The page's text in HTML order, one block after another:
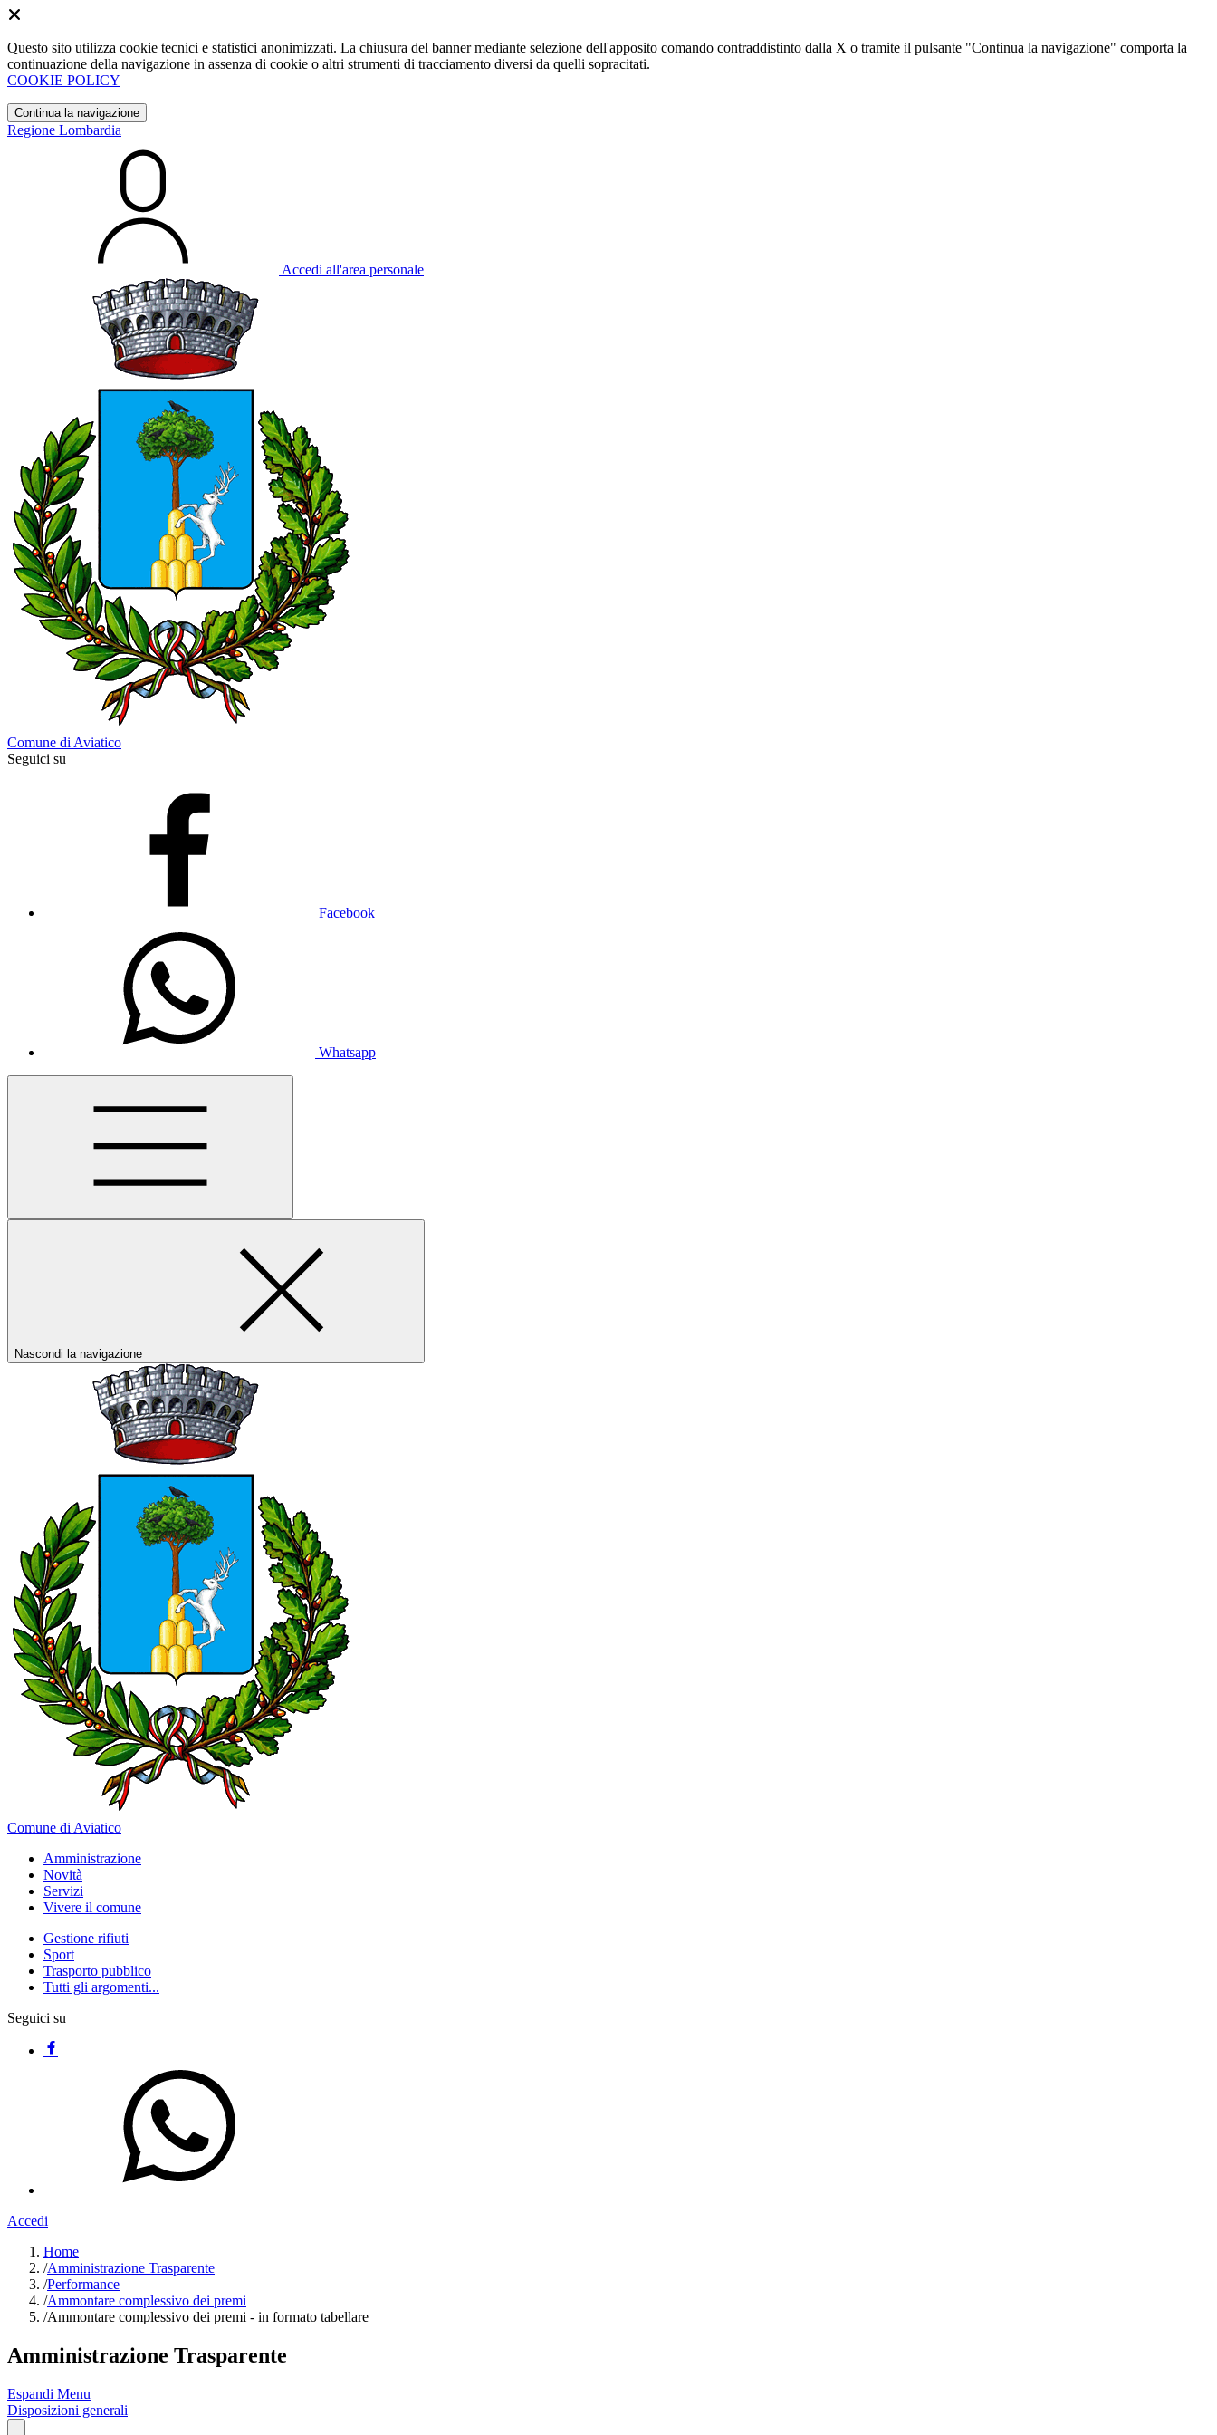
Questo sito utilizza cookie tecnici e statistici anonimizzati. La chiusura del banner mediante selezione dell'apposito comando contraddistinto dalla X o tramite il pulsante "Continua la navigazione" comporta la
continuazione della navigazione in assenza di cookie o altri strumenti di tracciamento diversi da quelli sopracitati.
COOKIE POLICY
Continua la navigazione
Regione Lombardia
Accedi all'area personale
Comune di Aviatico
Seguici su
Facebook
Whatsapp
Nascondi la navigazione
Comune di Aviatico
Amministrazione
Novità
Servizi
Vivere il comune
Gestione rifiuti
Sport
Trasporto pubblico
Tutti gli argomenti...
Seguici su
Accedi
Home
/Amministrazione Trasparente
/Performance
/Ammontare complessivo dei premi
/Ammontare complessivo dei premi - in formato tabellare
Amministrazione Trasparente
Espandi Menu
Disposizioni generali